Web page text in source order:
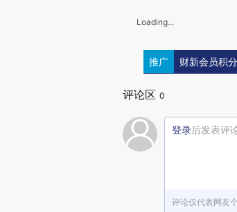
Loading...
推广 财新会员积
评论区 0
登录后发表评
评论仅代表网友